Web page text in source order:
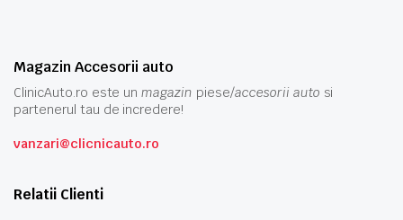
Magazin Accesorii auto
ClinicAuto.ro este unmagazin piese/accesorii auto si
partenerul tau de incredere!
vanzari@clicnicauto.ro
Relatii Clienti